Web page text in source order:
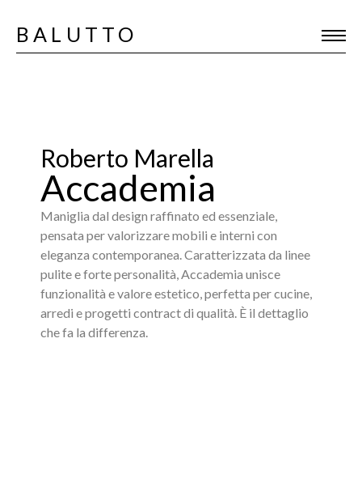
BALUTTO
Roberto Marella
Accademia
Maniglia dal design raffinato ed essenziale,
pensata per valorizzare mobili e interni con
eleganza contemporanea. Caratterizzata da linee
pulite e forte personalità, Accademia unisce
funzionalità e valore estetico, perfetta per cucine,
arredi e progetti contract di qualità. È il dettaglio
che fa la differenza.